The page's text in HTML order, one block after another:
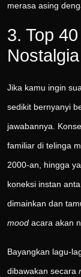
merasa asing
3. Top
Jika kamu ingin
sedikit bernyanyi
jawabannya.
familiar di telinga
2000-an, hingga
koneksi instan
dimainkan dan
mood acara akan
Bayangkan lagu-
dibawakan secara